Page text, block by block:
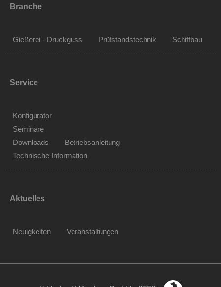
Branche
Gießerei - Druckguss Prüfstandstechnik Schiffbau
Service
Konfigurator
Seminare
Downloads
Betriebsanleitung
Technische Information
Aktuelles
Neuigkeiten Veranstaltungen